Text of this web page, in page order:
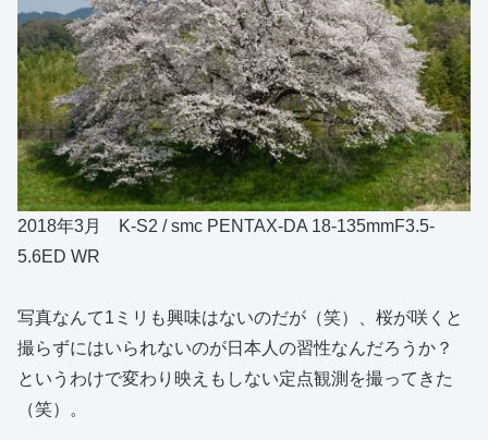
2018年3月 K-S2 / smc PENTAX-DA 18-135mmF3.5-
5.6ED WR
写真なんて1ミリも興味はないのだが（笑）、桜が咲くと
撮らずにはいられないのが日本人の習性なんだろうか？
というわけで変わり映えもしない定点観測を撮ってきた
（笑）。